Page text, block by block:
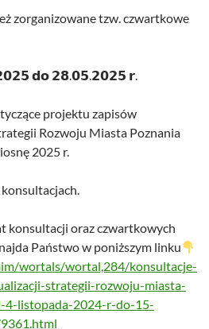
zorganizowane tzw. czwartkowe
𝗱𝗼 𝟮𝟴.𝟬𝟱.𝟮𝟬𝟮𝟱 𝗿.
projektu zapisów
Rozwoju Miasta Poznania
2025 r.
konsultacji oraz czwartkowych
Państwo w poniższym linku
wortals/wortal,284/konsultacje-
strategii-rozwoju-miasta-
4-listopada-2024-r-do-15-